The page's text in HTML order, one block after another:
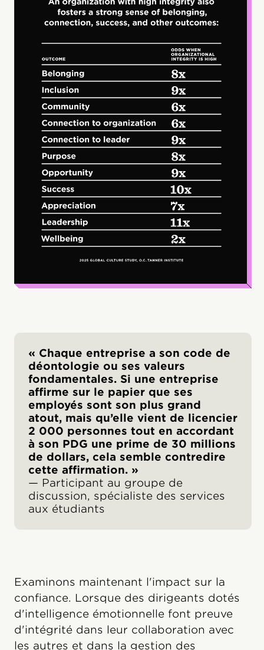
« Chaque entreprise a son code de
déontologie ou ses valeurs
fondamentales. Si une entreprise
affirme sur le papier que ses
employés sont son plus grand
atout, mais qu’elle vient de licencier
2 000 personnes tout en accordant
à son PDG une prime de 30 millions
de dollars, cela semble contredire
cette affirmation. »
— Participant au groupe de
discussion, spécialiste des services
aux étudiants
Examinons maintenant l'impact sur la
confiance. Lorsque des dirigeants dotés
d'intelligence émotionnelle font preuve
d'intégrité dans leur collaboration avec
les autres et dans la gestion des